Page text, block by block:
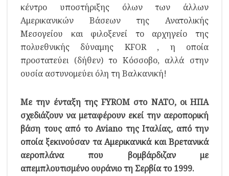
κέντρο υποστήριξης όλων των άλλων
Αμερικανικών Βάσεων της Ανατολικής
Μεσογείου και φιλοξενεί το αρχηγείο της
πολυεθνικής δύναμης KFOR , η οποία
προστατεύει (δήθεν) το Κόσσοβο, αλλά στην
ουσία αστυνομεύει όλη τη Βαλκανική!
Με την ένταξη της FYROM στο ΝΑΤΟ, οι ΗΠΑ
σχεδιάζουν να μεταφέρουν εκεί την αεροπορική
βάση τους από το Avianoτης Ιταλίας, από την
οποία ξεκινούσαν τα Αμερικανικά και Βρετανικά
αεροπλάνα που βομβάρδιζαν με
απεμπλουτισμένο ουράνιο τη Σερβία το 1999.